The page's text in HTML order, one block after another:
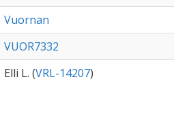
Vuornan
VUOR7332
Elli L. (VRL-14207)